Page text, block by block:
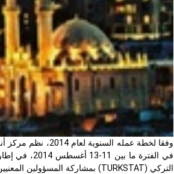
وفقا لخطة عمله السنوية لعام 2014، نظم مركز أنقرة برنامج التدريب حول "نشر وتخزين البيانات" في اللجنة الإحصائية الحكومية (
في الفترة ما بين 11-13 أغسطس 2014، في إطار برنامج بناء القدرات الإحصائية (
التركي (TURKSTAT) بمشاركة المسؤولين